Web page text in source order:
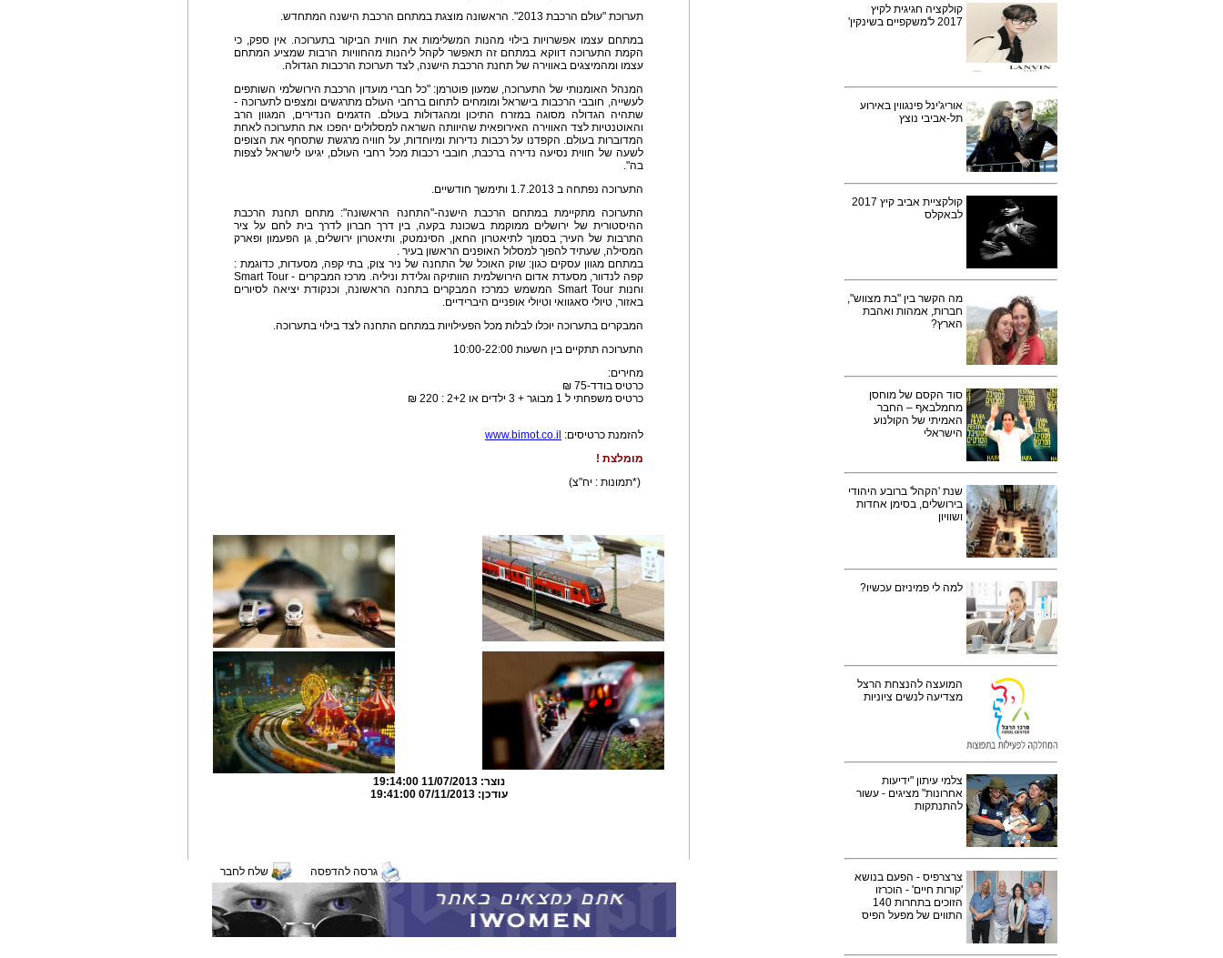
קולקציה חגיגית לקיץ
2017 ל'משקפיים בשינקין'
אוריג'ינל פינגווין באירוע
תל-אביבי נוצץ
קולקציית אביב קיץ 2017
לבאקלס
מה הקשר בין "בת מצווש",
חברות, אמהות ואהבת
הארץ?
סוד הקסם של מוחסן
מחמלבאף – החבר
האמיתי של הקולנוע
הישראלי
שנת 'הקהל' ברובע היהודי
בירושלים, בסימן אחדות
ושוויון
למה לי פמיניזם עכשיו?
המועצה להנצחת הרצל
מצדיעה לנשים ציוניות
צלמי עיתון "ידיעות
אחרונות" מציגים - עשור
להתנתקות
צרצרפיס - הפעם בנושא
'קורות חיים' - הוכרזו
הזוכים בתחרות 140
התווים של מפעל הפיס
תערוכת "עולם הרכבת 2013". הראשונה מוצגת במתחם הרכבת הישנה המתחדש.
במתחם עצמו אפשרויות בילוי מהנות המשלימות את חווית הביקור בתערוכה. אין ספק, כי
הקמת התערוכה דווקא במתחם זה תאפשר לקהל ליהנות מהחוויות הרבות שמציע המתחם
עצמו ומהמיצגים באווירה של תחנת הרכבת הישנה, לצד תערוכת הרכבות הגדולה.
המנהל האומנותי של התערוכה, שמעון פוטרמן: "כל חברי מועדון הרכבת הירושלמי השותפים
לעשייה, חובבי הרכבות בישראל ומומחים לתחום ברחבי העולם מתרגשים ומצפים לתערוכה -
שתהיה הגדולה מסוגה במזרח התיכון ומהגדולות בעולם. הדגמים הנדירים, המגוון הרב
והאוטנטיות לצד האווירה האירופאית שהיוותה השראה למסלולים יהפכו את התערוכה לאחת
המדוברות בעולם. הקפדנו על רכבות נדירות ומיוחדות, על חוויה מרגשת שתסחף את הצופים
לשעה של חווית נסיעה נדירה ברכבת, חובבי רכבות מכל רחבי העולם, יגיעו לישראל לצפות
בה".
התערוכה נפתחה ב 1.7.2013 ותימשך חודשיים.
התערוכה מתקיימת במתחם הרכבת הישנה-"התחנה הראשונה": מתחם תחנת הרכבת
ההיסטורית של ירושלים ממוקמת בשכונת בקעה, בין דרך חברון לדרך בית לחם על ציר
התרבות של העיר; בסמוך לתיאטרון החאן, הסינמטק, ותיאטרון ירושלים, גן הפעמון ופארק
המסילה, שעתיד להפוך למסלול האופנים הראשון בעיר .
במתחם מגוון עסקים כגון: שוק האוכל של התחנה של ניר צוק, בתי קפה, מסעדות, כדוגמת :
קפה לנדוור, מסעדת אדום הירושלמית הוותיקה וגלידת וניליה. מרכז המבקרים - Smart Tour
וחנות Smart Tour המשמש כמרכז המבקרים בתחנה הראשונה, וכנקודת יציאה לסיורים
באזור, טיולי סאגוואי וטיולי אופניים היברידיים.
המבקרים בתערוכה יוכלו לבלות מכל הפעילויות במתחם התחנה לצד בילוי בתערוכה.
התערוכה תתקיים בין השעות 10:00-22:00
מחירים:
כרטיס בודד-75 ₪
כרטיס משפחתי ל 1 מבוגר + 3 ילדים או 2+2 : 220 ₪
להזמנת כרטיסים: www.bimot.co.il
מומלצת !
(*תמונות : יח"צ)
נוצר:11/07/2013 19:14:00
עודכן:07/11/2013 19:41:00
גרסה להדפסה שלח לחבר